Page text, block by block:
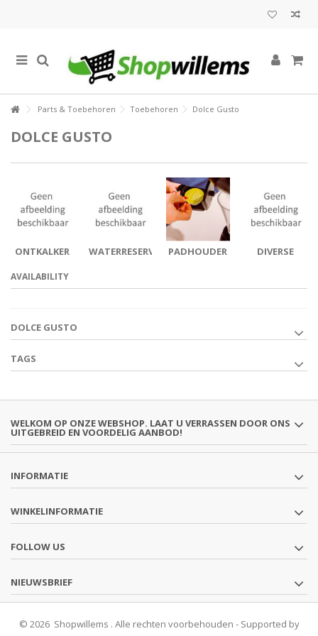
Parts & Toebehoren Toebehoren Dolce Gusto
DOLCE GUSTO
ONTKALKER WATERRESERVOIRPADHOUDER
DIVERSE
AVAILABILITY
DOLCE GUSTO
TAGS
WELKOM OP ONZE WEBSHOP. LAAT U VERRASSEN DOOR ONS
UITGEBREID EN VOORDELIG AANBOD!
INFORMATIE
WINKELINFORMATIE
FOLLOW US
NIEUWSBRIEF
© 2026 Shopwillems . Alle rechten voorbehouden - Supported by